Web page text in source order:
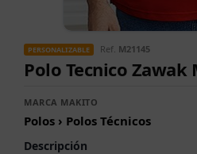
PERSONALIZABLE Ref. M21145
Polo Tecnico
MARCA MAKITO
Polos › Polos Técnicos
Descripción